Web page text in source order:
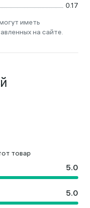
0.17
иметь
на сайте.
товар